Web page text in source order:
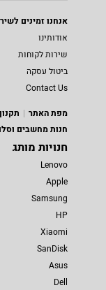
אנחנו זמינים
אודותינו
שירות לקוחות
ביטול עסקה
Contact Us
מפת האתר
תקנון
חנות מחשבים
חנויות מותג
Lenovo
Apple
Samsung
HP
Xiaomi
SanDisk
Asus
Dell